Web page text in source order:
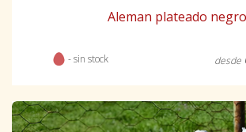
Aleman plateado negro
- sin stock desde